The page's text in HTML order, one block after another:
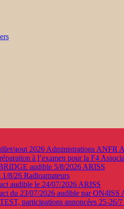
aout 2026 Administrations ANFR
à l’examen pour la F4
audible 5/8/2026 ARISS
1/8/26 Radioamateurs
audible le 24/07/2026 ARISS
du 23/07/2026 audible par ON4ISS
participations annoncées 25-26/